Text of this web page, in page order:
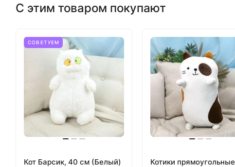
С этим товаром покупают
СОВЕТУЕМ
Кот Барсик, 40 см (Белый)
Котики прямоугольные